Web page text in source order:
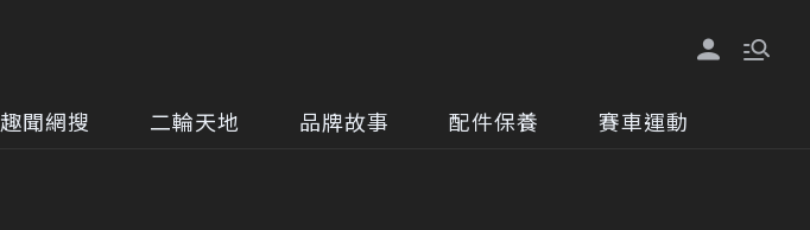
趣聞網搜 二輪天地 品牌故事 配件保養 賽車運動